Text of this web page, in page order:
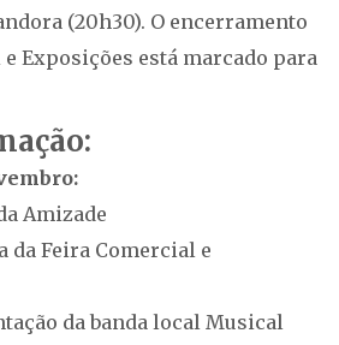
(20h30). O encerramento
Exposições está marcado para
Amizade
da Feira Comercial e
da banda local Musical